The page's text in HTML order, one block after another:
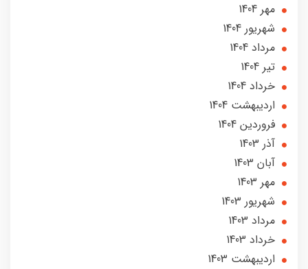
مهر 1404
شهریور 1404
مرداد 1404
تير 1404
خرداد 1404
ارديبهشت 1404
فروردین 1404
آذر 1403
آبان 1403
مهر 1403
شهریور 1403
مرداد 1403
خرداد 1403
ارديبهشت 1403